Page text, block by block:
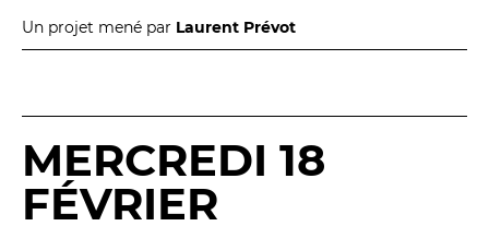
Un projet mené par Laurent Prévot
MERCREDI 18
FÉVRIER